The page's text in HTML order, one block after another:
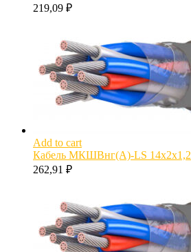
219,09 ₽
Add to cart
Кабель МКШВнг(А)-LS 14х2х1,2
262,91 ₽